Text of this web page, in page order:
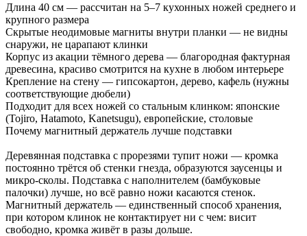
Длина 40 см — рассчитан на 5–7 кухонных ножей среднего и
крупного размера
Скрытые неодимовые магниты внутри планки — не видны
снаружи, не царапают клинки
Корпус из акации тёмного дерева — благородная фактурная
древесина, красиво смотрится на кухне в любом интерьере
Крепление на стену — гипсокартон, дерево, кафель (нужны
соответствующие дюбели)
Подходит для всех ножей со стальным клинком: японские
(Tojiro, Hatamoto, Kanetsugu), европейские, столовые
Почему магнитный держатель лучше подставки
Деревянная подставка с прорезями тупит ножи — кромка
постоянно трётся об стенки гнезда, образуются заусенцы и
микро-сколы. Подставка с наполнителем (бамбуковые
палочки) лучше, но всё равно ножи касаются стенок.
Магнитный держатель — единственный способ хранения,
при котором клинок не контактирует ни с чем: висит
свободно, кромка живёт в разы дольше.